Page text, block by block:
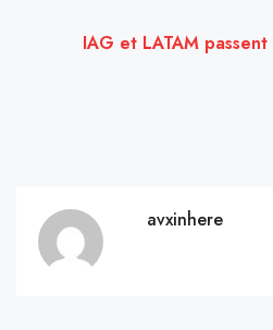
IAG et LATAM
avxinhere